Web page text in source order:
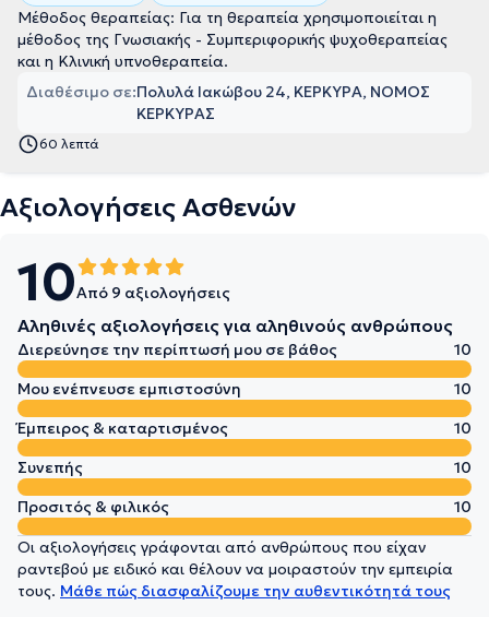
Μέθοδος θεραπείας: Για τη θεραπεία χρησιμοποιείται η
μέθοδος της Γνωσιακής - Συμπεριφορικής ψυχοθεραπείας
και η Κλινική υπνοθεραπεία.
Διαθέσιμο σε:Πολυλά Ιακώβου 24, ΚΕΡΚΥΡΑ, ΝΟΜΟΣ
ΚΕΡΚΥΡΑΣ
60 λεπτά
Αξιολογήσεις Ασθενών
10Από 9 αξιολογήσεις
Αληθινές αξιολογήσεις για αληθινούς ανθρώπους
Διερεύνησε την περίπτωσή μου σε βάθος
10
Μου ενέπνευσε εμπιστοσύνη
10
Έμπειρος & καταρτισμένος
10
Συνεπής
10
Προσιτός & φιλικός
10
Οι αξιολογήσεις γράφονται από ανθρώπους που είχαν
ραντεβού με ειδικό και θέλουν να μοιραστούν την εμπειρία
τους. Μάθε πώς διασφαλίζουμε την αυθεντικότητά τους